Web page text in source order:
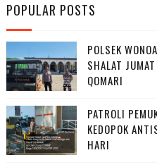
POPULAR POSTS
POLSEK
SHALAT
QOMARI
PATROLI
KEDOPOK
HARI